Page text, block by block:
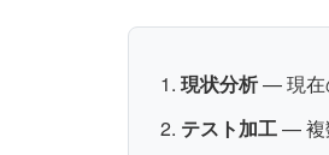
現状分析— 現在
テスト加工— 複